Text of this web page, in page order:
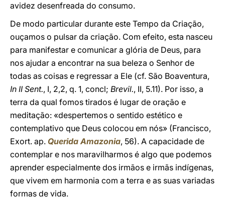
avidez desenfreada do consumo.
De modo particular durante este Tempo da Criação,
ouçamos o pulsar da criação. Com efeito, esta nasceu
para manifestar e comunicar a glória de Deus, para
nos ajudar a encontrar na sua beleza o Senhor de
todas as coisas e regressar a Ele (cf. São Boaventura,
In II Sent., I, 2,2, q. 1, concl; Brevil., II, 5.11). Por isso, a
terra da qual fomos tirados é lugar de oração e
meditação: «despertemos o sentido estético e
contemplativo que Deus colocou em nós» (Francisco,
Exort. ap. Querida Amazonia, 56). A capacidade de
contemplar e nos maravilharmos é algo que podemos
aprender especialmente dos irmãos e irmãs indígenas,
que vivem em harmonia com a terra e as suas variadas
formas de vida.